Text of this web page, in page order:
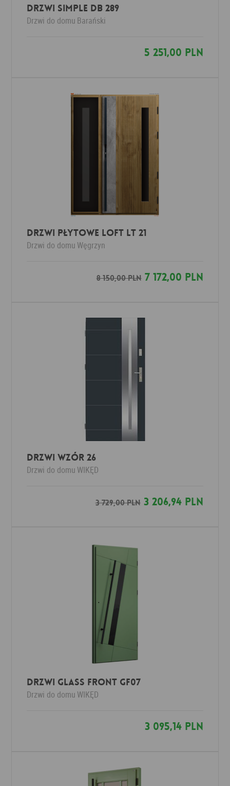
Drzwi SIMPLE DB 289
Drzwi do domu Barański
5 251,00 PLN
DRZWI PŁYTOWE LOFT LT 21
Drzwi do domu Węgrzyn
8 150,00 PLN7 172,00 PLN
Drzwi Wzór 26
Drzwi do domu WIKĘD
3 729,00 PLN3 206,94 PLN
Drzwi Glass Front GF07
Drzwi do domu WIKĘD
3 095,14 PLN